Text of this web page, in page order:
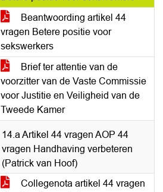
Beantwoording artikel 44
vragen Betere positie voor
sekswerkers
Brief ter attentie van de
voorzitter van de Vaste Commissie
voor Justitie en Veiligheid van de
Tweede Kamer
14.a Artikel 44 vragen AOP 44
vragen Handhaving verbeteren
(Patrick van Hoof)
Collegenota artikel 44 vragen